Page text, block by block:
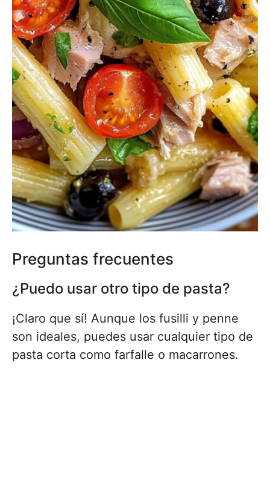
Preguntas frecuentes
¿Puedo usar otro tipo de pasta?
¡Claro que sí! Aunque los fusilli y penne
son ideales, puedes usar cualquier tipo de
pasta corta como farfalle o macarrones.